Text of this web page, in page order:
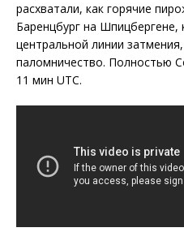
расхватали, как горячие
Баренцбург на Шпицбергене,
центральной линии
паломничество. Полностью
11 мин UTC.